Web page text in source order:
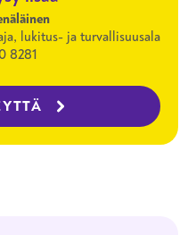
lukitus- ja turvallisuusala
8281